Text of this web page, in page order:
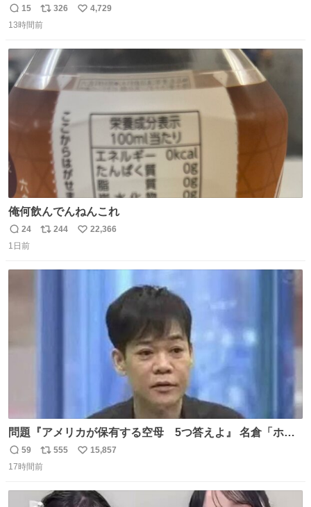
ごい #TravisJapan #Jリーグ
返
信
15
リ
ポ
ト
数
326
い
4,729
13時間前
俺何飲んでんねんこれ
返
信
24
リ
244
い
22,366
1日前
問題『アメリカが保有する空母 5つ答えよ』 名倉「ホン
マごめん、日本」
返
信
59
リ
ポ
ト
555
い
数
15,857
17時間前